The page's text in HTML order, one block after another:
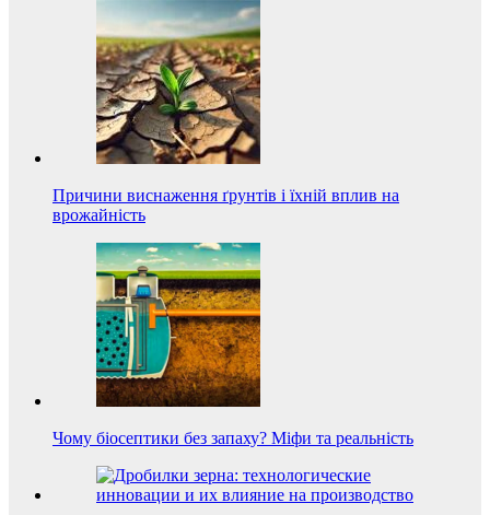
Причини виснаження ґрунтів і їхній вплив на
врожайність
Чому біосептики без запаху? Міфи та реальність